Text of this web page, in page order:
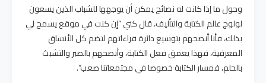
وحول ما إذا كانت له نصائح يمكن أن يوجهها للشباب الذين يسعون
لولوج عالم الكتابة والتأليف، قال كني “إن كنت في موقع يسمح لي
بذلك، فأنا أنصحهم بتوسيع دائرة قراءاتهم لتضم كل الأنساق
المعرفية، فهذا يعمق فعل الكتابة، وأنصحهم بالصبر والتشبث
بالحلم، فمسار الكتابة خصوصا في مجتمعاتنا صعب”.